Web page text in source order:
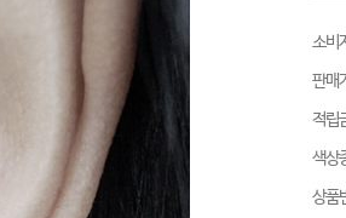
소비
판매
적립
색상
상품